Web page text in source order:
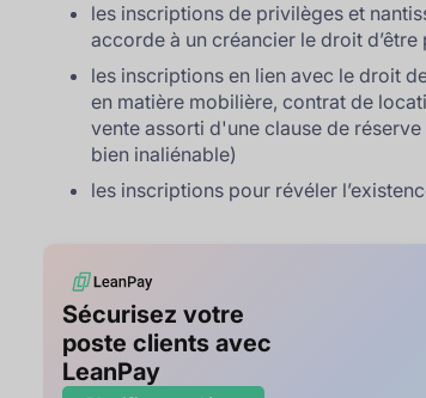
les inscriptions de privilèges et
accorde à un créancier le droit d’être
les inscriptions en lien avec le droit
en matière mobilière, contrat de
vente assorti d'une clause de
bien inaliénable)
les inscriptions pour révéler
Sécurisez votre
poste clients avec
LeanPay